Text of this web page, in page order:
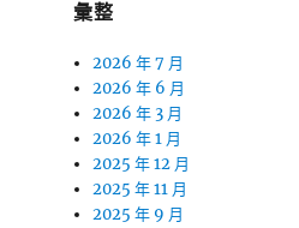
彙整
2026 年 7 月
2026 年 6 月
2026 年 3 月
2026 年 1 月
2025 年 12 月
2025 年 11 月
2025 年 9 月